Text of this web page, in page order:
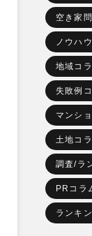
空き家
ノウハ
地域コ
失敗例
マンシ
土地コ
調査/ラ
PRコラ
ランキ